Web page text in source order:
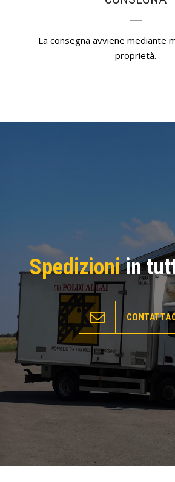
La consegna avviene mediante
proprietà.
Spedizioniin